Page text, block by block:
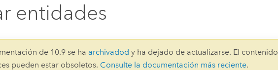
entidades
de 10.9 se ha archivadod y ha dejado de actualizarse. El contenido
pueden estar obsoletos. Consulte la documentación más reciente.